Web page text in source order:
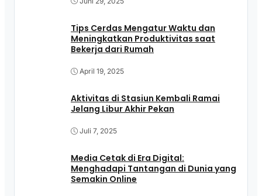
Tips Cerdas Mengatur Waktu dan
Meningkatkan Produktivitas saat
Bekerja dari Rumah
April 19, 2025
Aktivitas di Stasiun Kembali Ramai
Jelang Libur Akhir Pekan
Juli 7, 2025
Media Cetak di Era Digital:
Menghadapi Tantangan di Dunia yang
Semakin Online